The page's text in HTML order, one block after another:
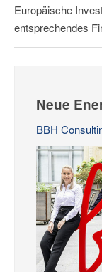
Europäische
entsprechendes
Neue
BBH